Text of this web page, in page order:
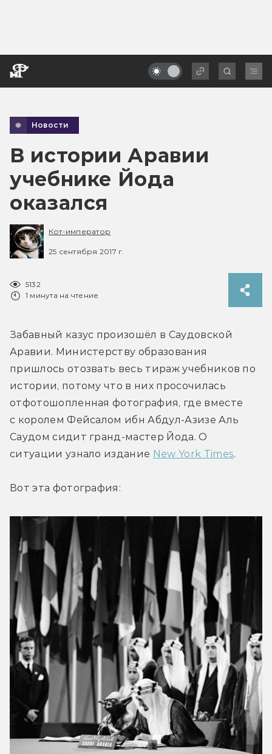
Новости
В истории Аравии
учебнике Йода
оказался
Кот-император
25 сентября 2017 г.
5132
1 минута на чтение
Забавный казус произошёл в Саудовской
Аравии. Министерству образования
пришлось отозвать весь тираж учебников по
истории, потому что в них просочилась
отфотошопленная фотография, где вместе
с королем Фейсалом ибн Абдул-Азизе Аль
Саудом сидит гранд-мастер Йода. О
ситуации узнало издание New York Times.
Вот эта фотография: